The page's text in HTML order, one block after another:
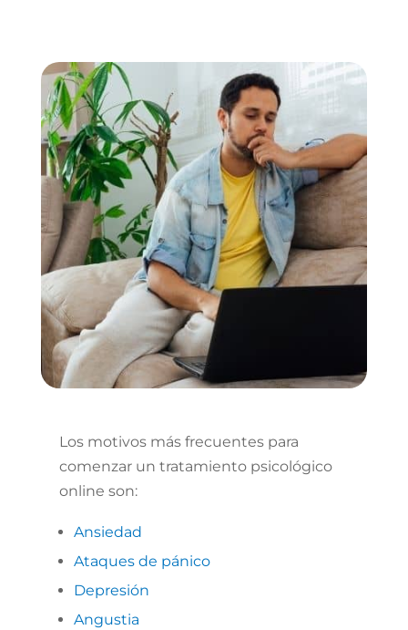
Los motivos más frecuentes para
comenzar un tratamiento psicológico
online son:
Ansiedad
Ataques de pánico
Depresión
Angustia